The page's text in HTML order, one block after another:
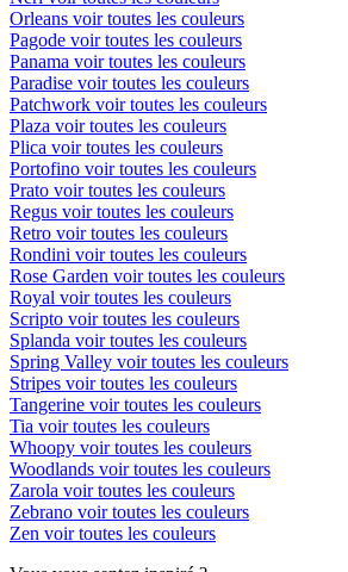
Orleans voir toutes les couleurs
Pagode voir toutes les couleurs
Panama voir toutes les couleurs
Paradise voir toutes les couleurs
Patchwork voir toutes les couleurs
Plaza voir toutes les couleurs
Plica voir toutes les couleurs
Portofino voir toutes les couleurs
Prato voir toutes les couleurs
Regus voir toutes les couleurs
Retro voir toutes les couleurs
Rondini voir toutes les couleurs
Rose Garden voir toutes les couleurs
Royal voir toutes les couleurs
Scripto voir toutes les couleurs
Splanda voir toutes les couleurs
Spring Valley voir toutes les couleurs
Stripes voir toutes les couleurs
Tangerine voir toutes les couleurs
Tia voir toutes les couleurs
Whoopy voir toutes les couleurs
Woodlands voir toutes les couleurs
Zarola voir toutes les couleurs
Zebrano voir toutes les couleurs
Zen voir toutes les couleurs